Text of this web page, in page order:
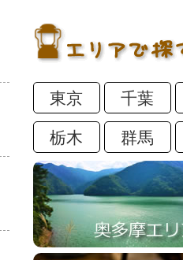
東京 千葉
栃木 群馬